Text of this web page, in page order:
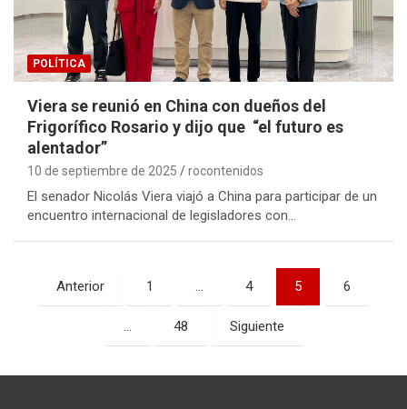
POLÍTICA
Viera se reunió en China con dueños del
Frigorífico Rosario y dijo que “el futuro es
alentador”
10 de septiembre de 2025 rocontenidos
El senador Nicolás Viera viajó a China para participar de un
encuentro internacional de legisladores con…
Paginación
de
Anterior 1 4 5 6
48 Siguiente